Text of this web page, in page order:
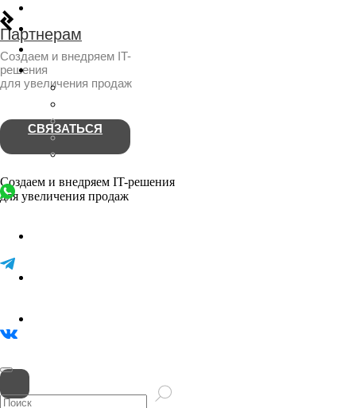
СВЯЗАТЬСЯ
Кейсы
Отраслевая экспертиза
Компания
Контакты
О нас
Партнерам
Отзывы
Создаем и внедряем IT-решения
для увеличения продаж